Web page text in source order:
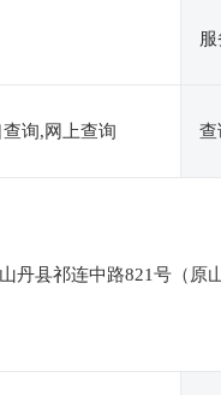
询,网上查询 查
丹县祁连中路821号（原